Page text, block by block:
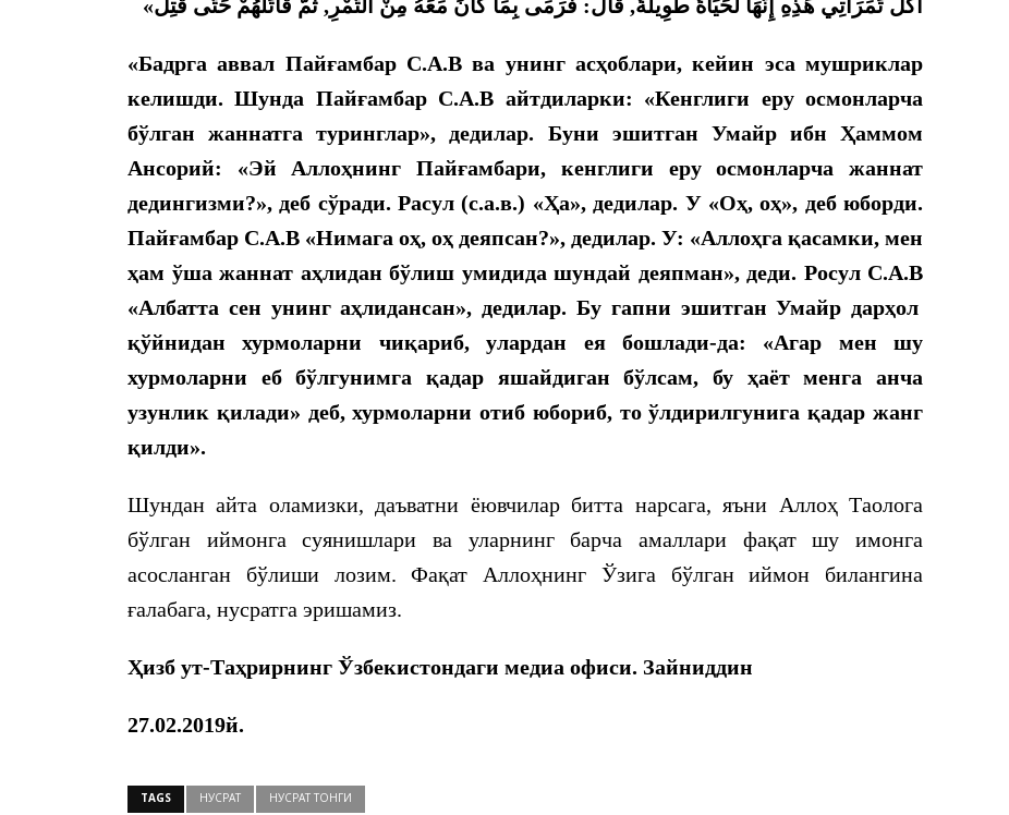
آكُلَ تَمَرَاتِي هَذِهِ إِنَّهَا لَحَيَاةٌ طَوِيلَةٌ, قَالَ: فَرَمَى بِمَا كَانَ مَعَهُ مِنْ التَّمْرِ, ثُمَّ قَاتَلَهُمْ حَتَّى قُتِلَ»
«Бадрга аввал Пайғамбар С.А.В ва унинг асҳоблари, кейин эса мушриклар
келишди. Шунда Пайғамбар С.А.В айтдиларки: «Кенглиги еру осмонларча
бўлган жаннатга туринглар», дедилар. Буни эшитган Умайр ибн Ҳаммом
Ансорий: «Эй Аллоҳнинг Пайғамбари, кенглиги еру осмонларча жаннат
дедингизми?», деб сўради.Расул(с.а.в.) «Ҳа», дедилар. У «Оҳ,оҳ», деб юборди.
Пайғамбар С.А.В «Нимага оҳ, оҳ деяпсан?», дедилар. У: «Аллоҳга қасамки, мен
ҳам ўша жаннат аҳлидан бўлиш умидида шундай деяпман», деди. Росул С.А.В
«Албатта сен унинг аҳлидансан», дедилар. Бу гапни эшитган Умайр дарҳол
қўйнидан хурмоларни чиқариб, улардан ея бошлади-да: «Агар мен шу
хурмоларни еб бўлгунимгақадар яшайдиган бўлсам, бу ҳаёт менга анча
узунлик қилади» деб, хурмоларни отиб юбориб, тоўлдирилгунигақадар жанг
қилди».
Шундан айта оламизки, даъватни ёювчилар битта нарсага, яъни Аллоҳ Таолога
бўлган иймонга суянишлари ва уларнинг барча амаллари фақат шу имонга
асосланган бўлиши лозим. Фақат Аллоҳнинг Ўзига бўлган иймон билангина
ғалабага, нусратга эришамиз.
Ҳизб ут-Таҳрирнинг Ўзбекистондаги медиа офиси. Зайниддин
27.02.2019й.
TAGS НУСРАТ НУСРАТ ТОНГИ